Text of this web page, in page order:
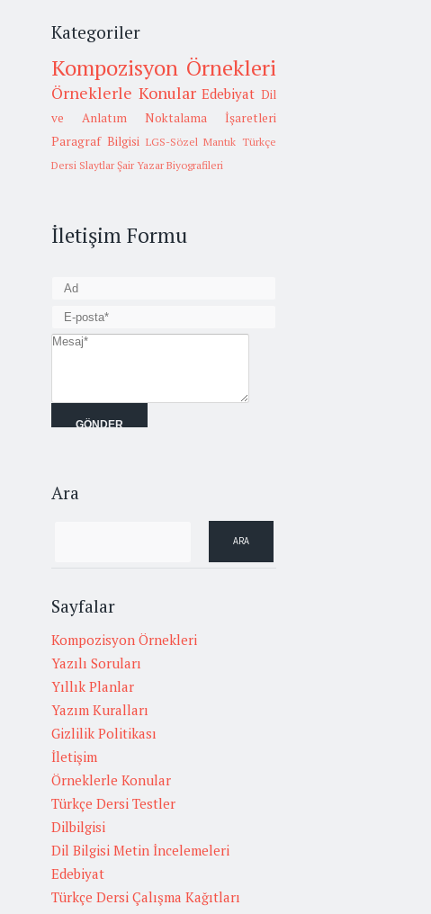
Kategoriler
Kompozisyon Örnekleri
Örneklerle Konular Edebiyat Dil
ve Anlatım
Noktalama İşaretleri
Paragraf Bilgisi LGS-Sözel Mantık Türkçe
Dersi Slaytlar Şair Yazar Biyografileri
İletişim Formu
Ara
Sayfalar
Kompozisyon Örnekleri
Yazılı Soruları
Yıllık Planlar
Yazım Kuralları
Gizlilik Politikası
İletişim
Örneklerle Konular
Türkçe Dersi Testler
Dilbilgisi
Dil Bilgisi Metin İncelemeleri
Edebiyat
Türkçe Dersi Çalışma Kağıtları